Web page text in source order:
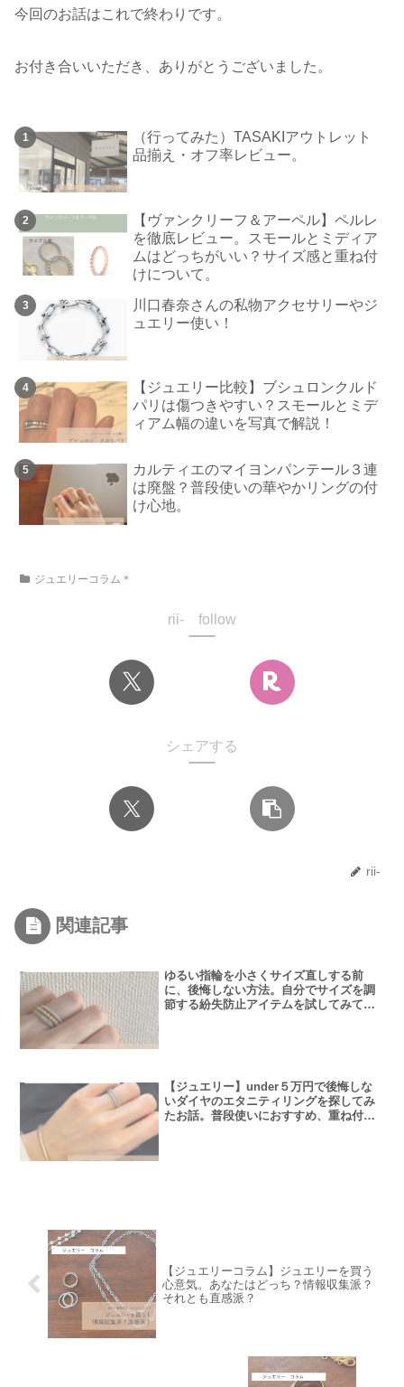
今回のお話はこれで終わりです。
お付き合いいただき、ありがとうございました。
（行ってみた）TASAKIアウトレット
品揃え・オフ率レビュー。
【ヴァンクリーフ＆アーペル】ペルレ
を徹底レビュー。スモールとミディア
ムはどっちがいい？サイズ感と重ね付
けについて。
川口春奈さんの私物アクセサリーやジ
ュエリー使い！
【ジュエリー比較】ブシュロンクルド
パリは傷つきやすい？スモールとミデ
ィアム幅の違いを写真で解説！
カルティエのマイヨンパンテール３連
は廃盤？普段使いの華やかリングの付
け心地。
ジュエリーコラム＊
rii- follow
シェアする
rii-
関連記事
ゆるい指輪を小さくサイズ直しする前
に、後悔しない方法。自分でサイズを調
節する紛失防止アイテムを試してみて
【ジュエリー】under５万円で後悔しな
いダイヤのエタニティリングを探してみ
たお話。普段使いにおすすめ、重ね付け
【ジュエリーコラム】ジュエリーを買う
心意気。あなたはどっち？情報収集派？
それとも直感派？